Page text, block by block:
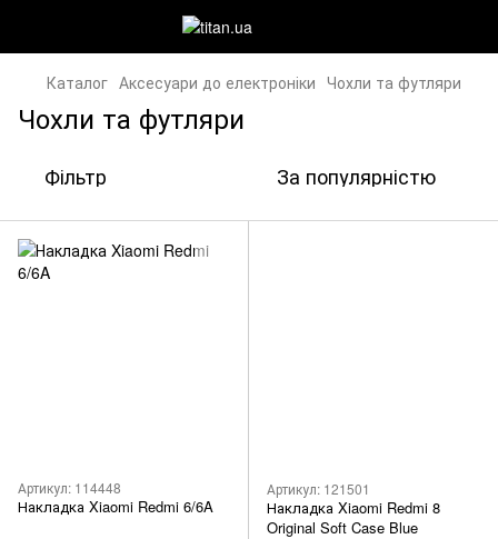
Каталог Аксесуари до електроніки Чохли та футляри
Чохли та футляри
Фільтр За популярністю
Артикул: 114448
Накладка Xiaomi Redmi 6/6A
Артикул: 121501
Накладка Xiaomi Redmi 8
Original Soft Case Blue